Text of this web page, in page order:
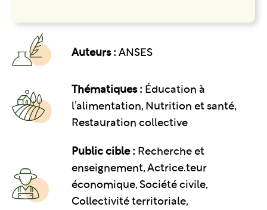
Auteurs : ANSES
Thématiques : Éducation à
l’alimentation Nutrition et santé
Restauration collective
Public cible : Recherche et
enseignement, Actrice.teur
économique, Société civile,
Collectivité territoriale,